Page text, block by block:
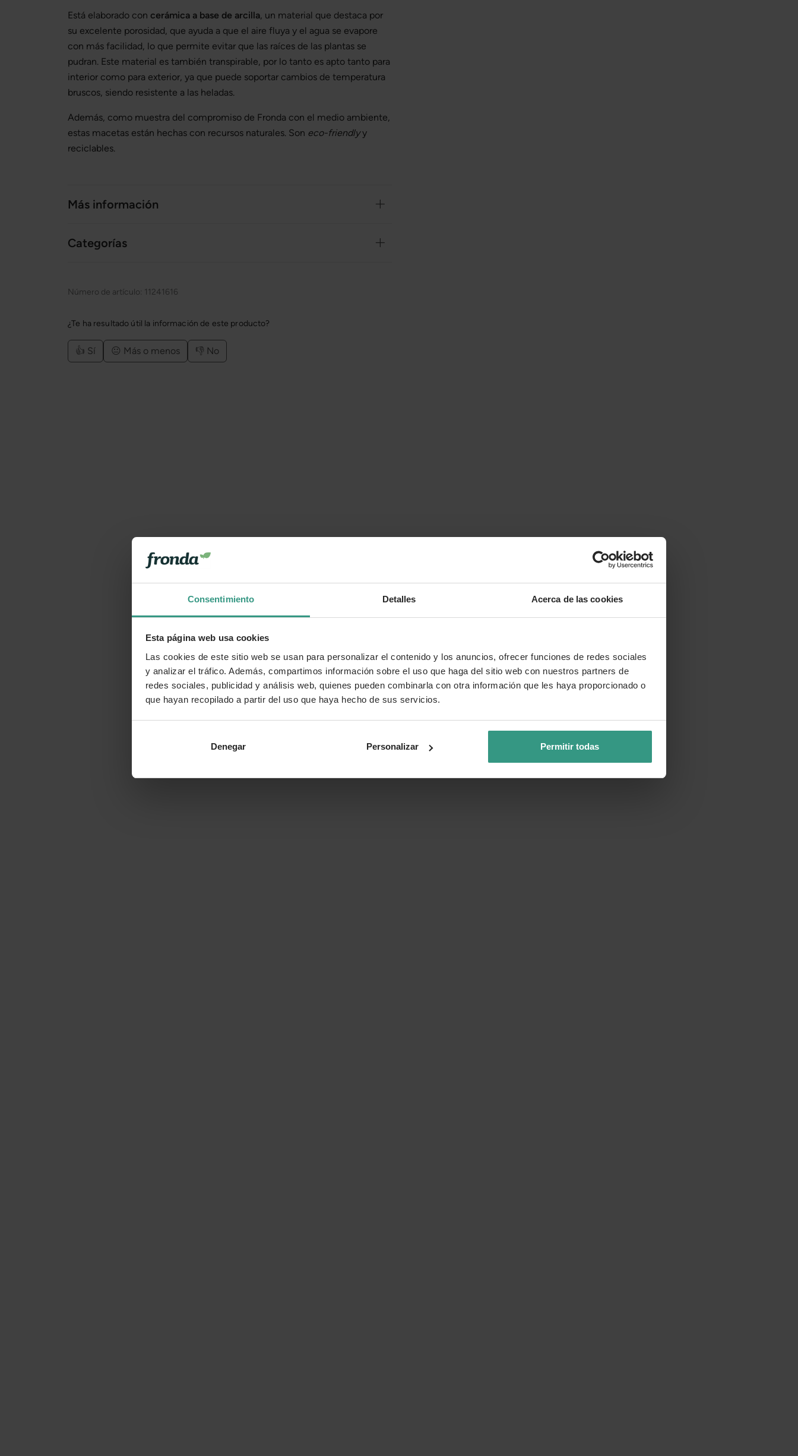
Consentimiento Detalles Acerca de las cookies
Esta página web usa cookies
Las cookies de este sitio web se usan para personalizar el contenido y los anuncios, ofrecer funciones de redes sociales
y analizar el tráfico. Además, compartimos información sobre el uso que haga del sitio web con nuestros partners de
redes sociales, publicidad y análisis web, quienes pueden combinarla con otra información que les haya proporcionado o
que hayan recopilado a partir del uso que haya hecho de sus servicios.
Denegar Personalizar Permitir todas
Está elaborado con cerámica a base de arcilla, un material que destaca por
su excelente porosidad, que ayuda a que el aire fluya y el agua se evapore
con más facilidad, lo que permite evitar que las raíces de las plantas se
pudran. Este material es también transpirable, por lo tanto es apto tanto para
interior como para exterior, ya que puede soportar cambios de temperatura
bruscos, siendo resistente a las heladas.
Además, como muestra del compromiso de Fronda con el medio ambiente,
estas macetas están hechas con recursos naturales. Son eco-friendlyy
reciclables.
Más información
Categorías
Número de artículo: 11241616
¿Te ha resultado útil la información de este producto?
👍 Sí 😐 Más o menos 👎 No